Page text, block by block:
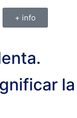
+ info